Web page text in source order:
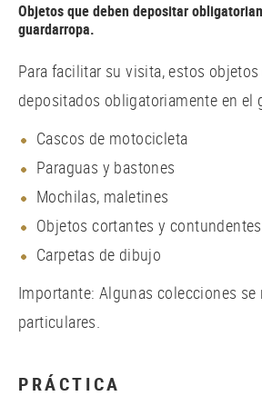
Objetos que deben depositar
guardarropa.
Para facilitar su visita, estos
depositados obligatoriamente en el
Cascos de motocicleta
Paraguas y bastones
Mochilas, maletines
Objetos cortantes y contundentes
Carpetas de dibujo
Importante: Algunas colecciones se
particulares.
PRÁCTICA